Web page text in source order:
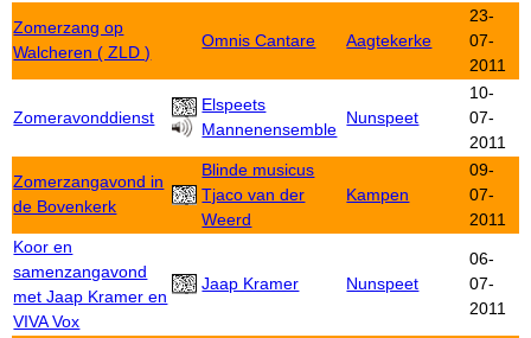
Zomerzang op
Walcheren ( ZLD )
Omnis Cantare Aagtekerke
23-
07-
2011
Zomeravonddienst
Elspeets
Mannenensemble
Nunspeet
10-
07-
2011
Zomerzangavond in
de Bovenkerk
Blinde musicus
Tjaco van der
Weerd
Kampen
09-
07-
2011
Koor en
samenzangavond
met Jaap Kramer en
VIVA Vox
Jaap Kramer Nunspeet
06-
07-
2011